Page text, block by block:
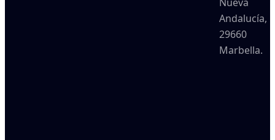
Andalucía,
29660
Marbella.